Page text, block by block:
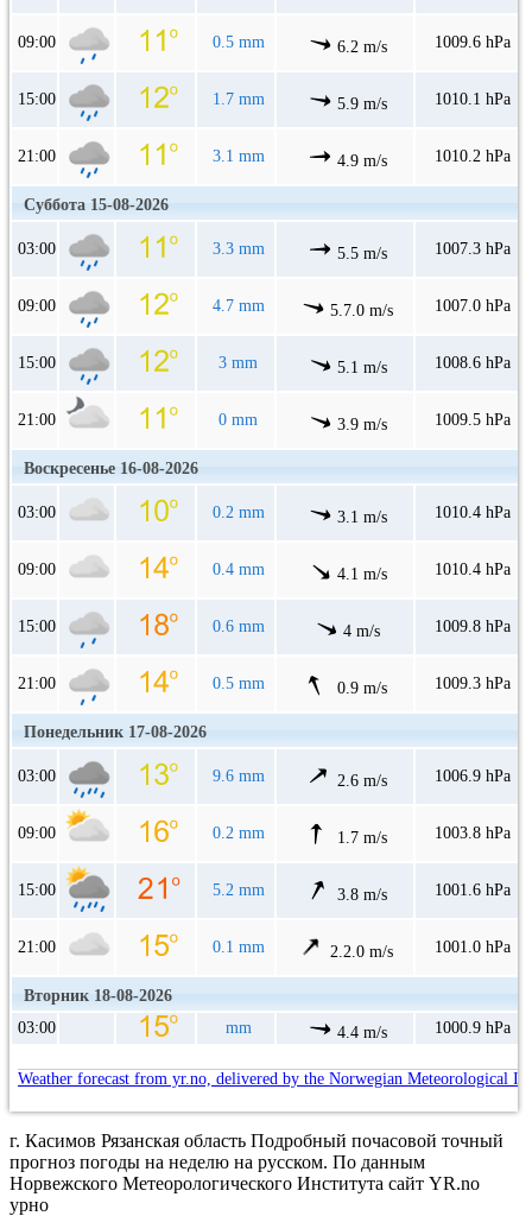
09:00 0.5 mm 6.2 m/s 1009.6 hPa
15:00 1.7 mm 5.9 m/s 1010.1 hPa
21:00 3.1 mm 4.9 m/s 1010.2 hPa
Суббота 15-08-2026
03:00 3.3 mm 5.5 m/s 1007.3 hPa
09:00 4.7 mm 5.7.0 m/s 1007.0 hPa
15:00 3 mm 5.1 m/s 1008.6 hPa
21:00 0 mm 3.9 m/s 1009.5 hPa
Воскресенье 16-08-2026
03:00 0.2 mm 3.1 m/s 1010.4 hPa
09:00 0.4 mm 4.1 m/s 1010.4 hPa
15:00 0.6 mm 4 m/s 1009.8 hPa
21:00 0.5 mm 0.9 m/s 1009.3 hPa
Понедельник 17-08-2026
03:00 9.6 mm 2.6 m/s 1006.9 hPa
09:00 0.2 mm 1.7 m/s 1003.8 hPa
15:00 5.2 mm 3.8 m/s 1001.6 hPa
21:00 0.1 mm 2.2.0 m/s 1001.0 hPa
Вторник 18-08-2026
03:00
mm 4.4 m/s 1000.9 hPa
Weather forecast from yr.no, delivered by the Norwegian Meteorological
г. Касимов Рязанская область Подробный почасовой точный
прогноз погоды на неделю на русском. По данным
Норвежского Метеорологического Института сайт YR.no
урно